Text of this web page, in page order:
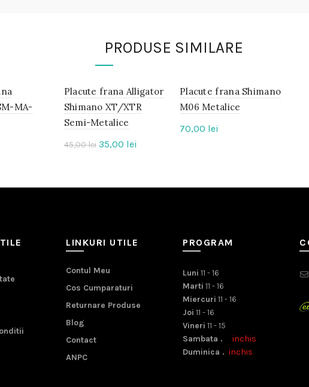
PRODUSE SIMILARE
MA-
-22%
IN
STOC
Placute frana Alligator
Shimano XT/XTR
Semi-Metalice
45,00lei Prețul
fost:
35,00 lei
35,00 lei.
IN
STOC
Placute frana Shimano
M06 Metalice
70,00 lei
LINKURI UTILE
Contul Meu
Cos Cumparaturi
Returnare Produse
Blog
Contact
ANPC
PROGRAM
Luni 11 - 16
Marti 11 - 16
Miercuri 11 - 16
Joi 11 - 16
Vineri 11 - 15
Sambata . inchis
Duminica . inchis